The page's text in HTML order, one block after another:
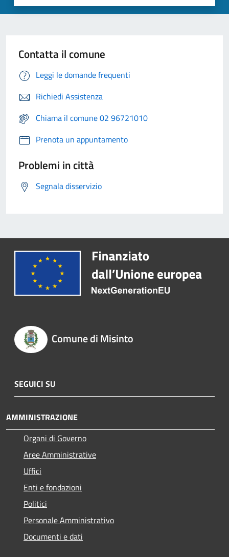
Contatta il comune
Leggi le domande frequenti
Richiedi Assistenza
Chiama il comune 02 96721010
Prenota un appuntamento
Problemi in città
Segnala disservizio
Comune di Misinto
SEGUICI SU
AMMINISTRAZIONE
Organi di Governo
Aree Amministrative
Uffici
Enti e fondazioni
Politici
Personale Amministrativo
Documenti e dati